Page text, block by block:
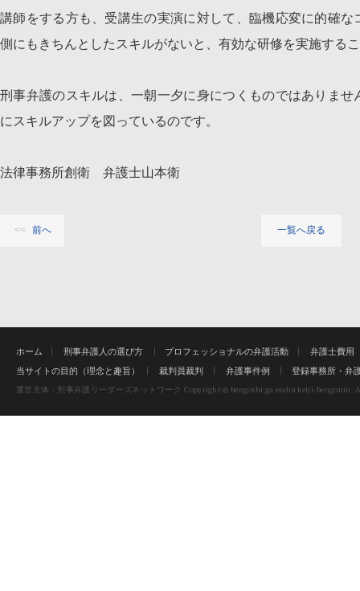
講師をする方も、受講生の実演に対して、臨機応変に的確
側にもきちんとしたスキルがないと、有効な研修を実施する
刑事弁護のスキルは、一朝一夕に身につくものではありま
にスキルアップを図っているのです。
法律事務所創衛 弁護士山本衛
前へ 一覧へ戻る
ホーム 刑事弁護人の選び方 プロフェッショナルの弁護活動
弁護士費用
当サイトの目的（理念と趣旨）
裁判員裁判 弁護事件例 登録事務所・弁
運営主体：刑事弁護リーダーズネットワークCopyright © bengoshi ga erabu keiji-bengonin.